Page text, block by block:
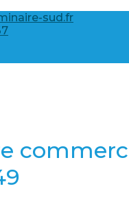
sud.fr